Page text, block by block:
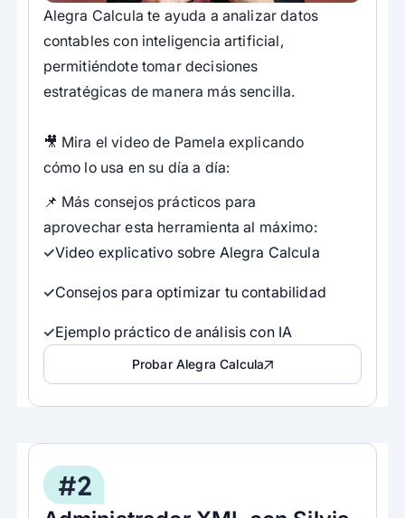
Alegra Calcula te ayuda a analizar datos
contables con inteligencia artificial,
permitiéndote tomar decisiones
estratégicas de manera más sencilla.
🎥 Mira el video de Pamela explicando
cómo lo usa en su día a día:
📌 Más consejos prácticos para
aprovechar esta herramienta al máximo:
Video explicativo sobre Alegra Calcula
Consejos para optimizar tu contabilidad
Ejemplo práctico de análisis con IA
Probar Alegra Calcula
#2